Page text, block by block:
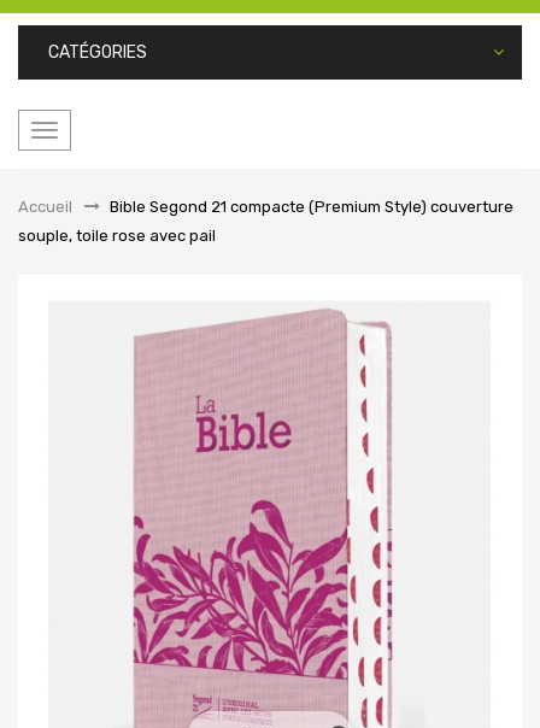
CATÉGORIES
Basculer
Accueil
&gt;Bible Segond 21 compacte (Premium Style) couverture
souple, toile rose avec pail